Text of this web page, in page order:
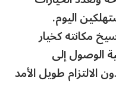
اليوم.
مكانته كخيار
الوصول إلى
طويل الأمد